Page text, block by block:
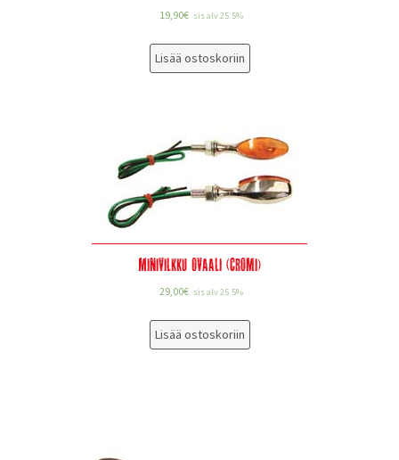
19,90€ sis alv 25.5%
Lisää ostoskoriin
Minivilkku Ovaali (cromi)
29,00€ sis alv 25.5%
Lisää ostoskoriin